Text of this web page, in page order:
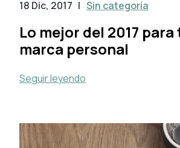
18 Dic, 2017 | Sin categoría
Lo mejor del 2017 para
marca personal
Seguir leyendo